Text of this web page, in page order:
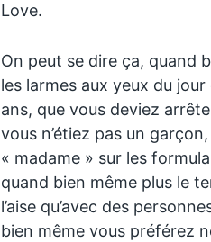
Love.
On peut se dire ça, quand
les larmes aux yeux du
ans, que vous deviez
vous n’étiez pas un
« madame » sur les
quand bien même plus le
l’aise qu’avec des
bien même vous préférez